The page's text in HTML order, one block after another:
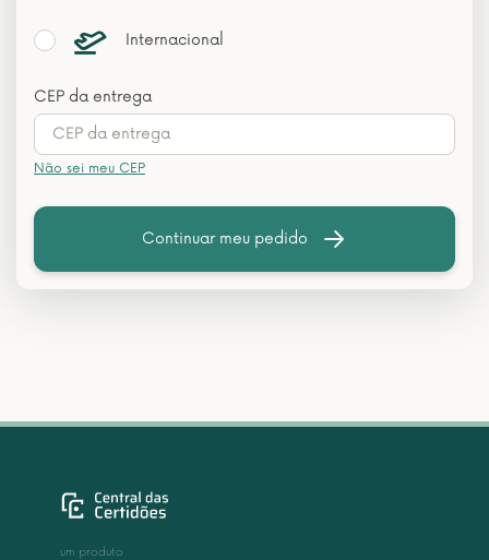
Internacional
CEP da entrega
Não sei meu CEP
Continuar meu pedido
um produto